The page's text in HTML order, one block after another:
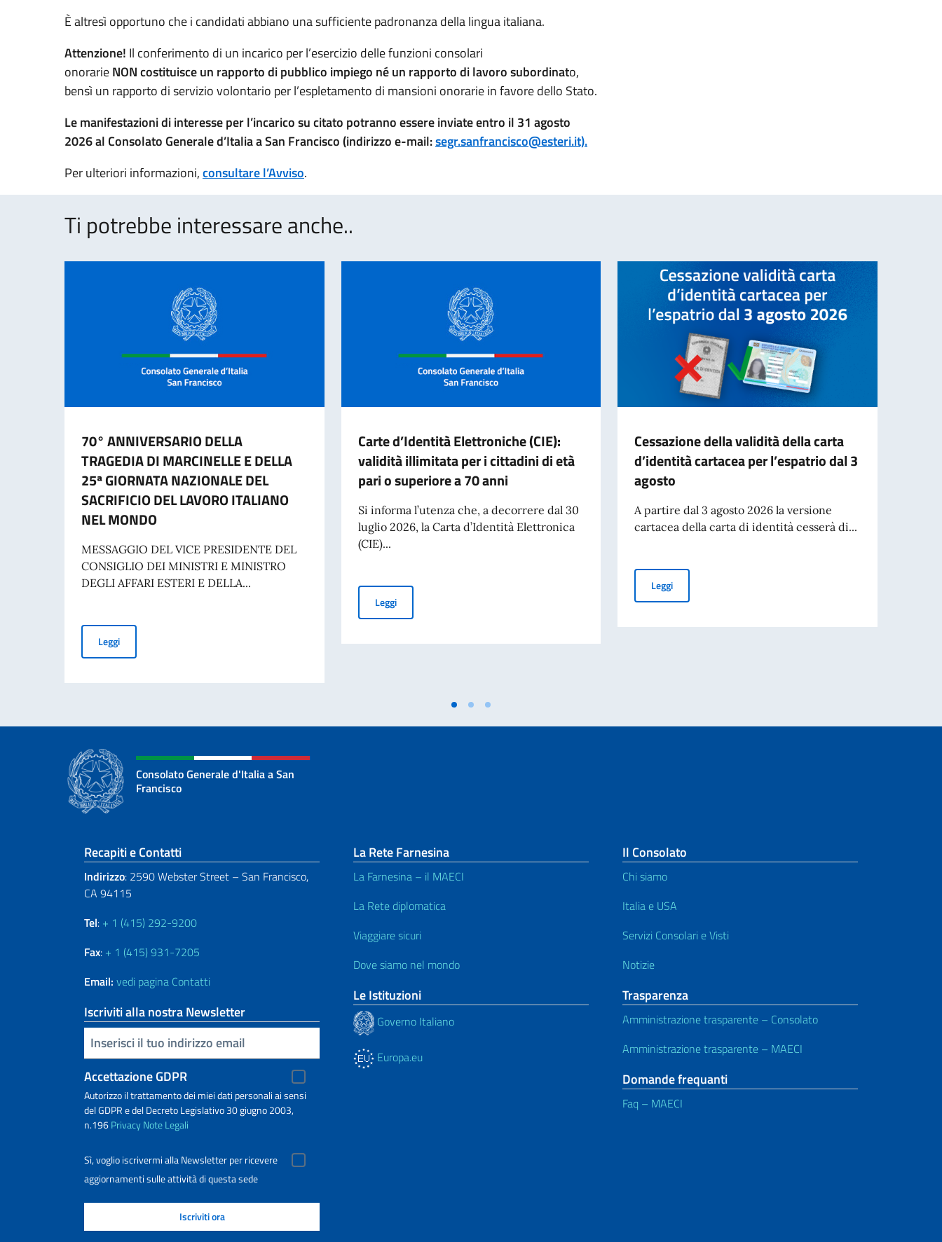
È altresì opportuno che i candidati abbiano una sufficiente padronanza della lingua italiana.
Attenzione! Il conferimento di un incarico per l’esercizio delle funzioni consolari
onorarieNON costituisce un rapporto di pubblico impiego né un rapporto di lavoro subordinato,
bensì un rapporto di servizio volontario per l’espletamento di mansioni onorarie in favore dello Stato.
Le manifestazioni di interesse per l’incarico su citato potranno essere inviate entro il 31 agosto
2026 al Consolato Generale d’Italia a San Francisco (indirizzo e-mail:segr.sanfrancisco@esteri.it).
Per ulteriori informazioni,consultare l’Avviso.
Ti potrebbe interessare anche..
70° ANNIVERSARIO DELLA
TRAGEDIA DI MARCINELLE E DELLA
25ª GIORNATA NAZIONALE DEL
SACRIFICIO DEL LAVORO ITALIANO
NEL MONDO
MESSAGGIO DEL VICE PRESIDENTE DEL
CONSIGLIO DEI MINISTRI E MINISTRO
DEGLI AFFARI ESTERI E DELLA...
Leggi70° ANNIVERSARIO DELLA TRAGEDIA DI MARCINELLE E DELLA 25ª GIORNATA NAZIONALE DEL SACRIFICIO DEL LAVORO ITALIANO NEL MONDO
Carte d’Identità Elettroniche (CIE):
validità illimitata per i cittadini di età
pari o superiore a 70 anni
Si informa l’utenza che, a decorrere dal 30
luglio 2026, la Carta d’Identità Elettronica
(CIE)...
LeggiCarte d’Identità Elettroniche (CIE): validità illimitata per i cittadini di età pari o superiore a 70 anni
Cessazione della validità della carta
d’identità cartacea per l’espatrio dal 3
agosto
A partire dal 3 agosto 2026 la versione
cartacea della carta di identità cesserà di...
LeggiCessazione della validità della carta d’identità cartacea per
Consolato Generale d'Italia a San
Francisco
Sezione footer
Recapiti e Contatti
Indirizzo: 2590 Webster Street – San Francisco,
CA 94115
Tel: + 1 (415) 292-9200
Fax: + 1 (415) 931-7205
Email: vedi pagina Contatti
Iscriviti alla nostra Newsletter
Inserisci la tua email
Accettazione GDPR
Autorizzo il trattamento dei miei dati personali ai sensi
del GDPR e del Decreto Legislativo 30 giugno 2003,
n.196PrivacyNote Legali
Sì, voglio iscrivermi alla Newsletter per ricevere
aggiornamenti sulle attività di questa sede
La Rete Farnesina
La Farnesina – il MAECI
La Rete diplomatica
Viaggiare sicuri
Dove siamo nel mondo
Le Istituzioni
Governo Italiano
Europa.eu
Il Consolato
Chi siamo
Italia e USA
Servizi Consolari e Visti
Notizie
Trasparenza
Amministrazione trasparente – Consolato
Amministrazione trasparente – MAECI
Domande frequanti
Faq – MAECI